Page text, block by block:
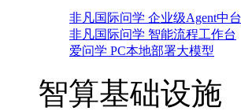
非凡国际问学 企业级Agent中台
非凡国际问学 智能流程工作台
爱问学 PC本地部署大模型
智算基础设施